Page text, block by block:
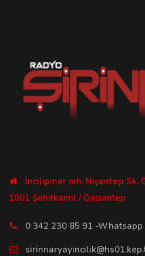
İncilipınar mh. Nişantaşı
1001 Şehitkamil / Gaziantep
0 342 230 85 91 -Whatsapp